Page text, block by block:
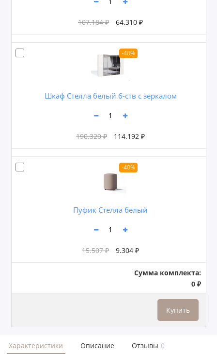
107.184 ₽ 64.310 ₽
-40%
Шкаф Стелла белый 6-ств с зеркалом
190.320 ₽ 114.192 ₽
-40%
Пуфик Стелла белый
15.507 ₽ 9.304 ₽
Сумма комплекта:
0 ₽
Купить
Характеристики Описание Отзывы 0